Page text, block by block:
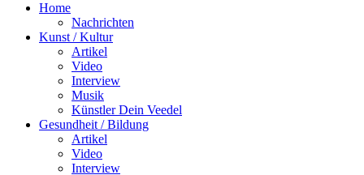
Home
Nachrichten
Kunst / Kultur
Artikel
Video
Interview
Musik
Künstler Dein Veedel
Gesundheit / Bildung
Artikel
Video
Interview